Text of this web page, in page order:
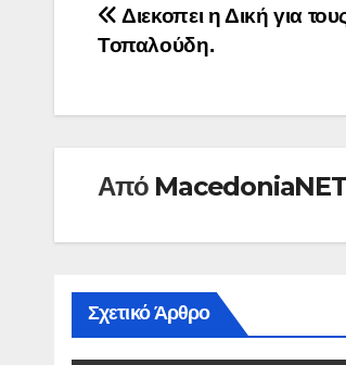
Πλοήγηση
άρθρων
Διεκοπει η Δική για
Τοπαλούδη.
Από
Σχετικό Άρθρο